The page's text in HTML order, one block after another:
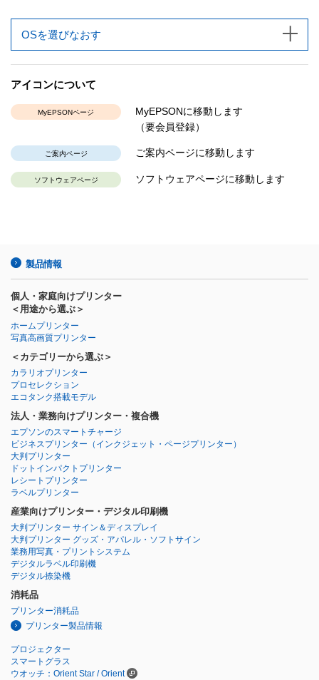
OSを選びなおす
アイコンについて
MyEPSONページ
MyEPSONに移動します
（要会員登録）
ご案内ページ ご案内ページに移動します
ソフトウェアページ ソフトウェアページに移動します
製品情報
個人・家庭向けプリンター
＜用途から選ぶ＞
ホームプリンター
写真高画質プリンター
＜カテゴリーから選ぶ＞
カラリオプリンター
プロセレクション
エコタンク搭載モデル
法人・業務向けプリンター・複合機
エプソンのスマートチャージ
ビジネスプリンター （インクジェット・ページプリンター）
大判プリンター
ドットインパクトプリンター
レシートプリンター
ラベルプリンター
産業向けプリンター・デジタル印刷機
大判プリンター サイン＆ディスプレイ
大判プリンター グッズ・アパレル・ソフトサイン
業務用写真・プリントシステム
デジタルラベル印刷機
デジタル捺染機
消耗品
プリンター消耗品
プリンター製品情報
プロジェクター
スマートグラス
ウオッチ：Orient Star / Orient